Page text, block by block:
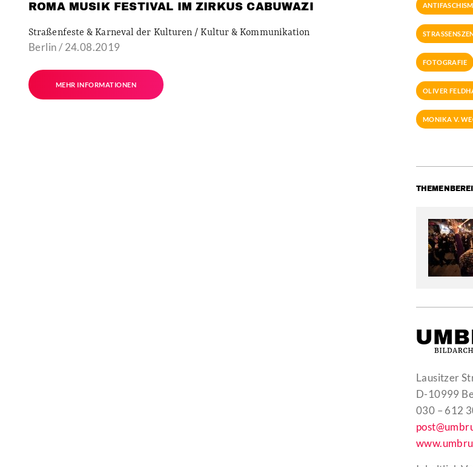
ROMA MUSIK FESTIVAL IM ZIRKUS CABUWAZI
Straßenfeste & Karneval der Kulturen / Kultur & Kommunikation
Berlin / 24.08.2019
MEHR INFORMATIONEN
FOTOGRAFIE
OLIVER
MONIKA V.
Lausitzer
D-10999
030 – 612